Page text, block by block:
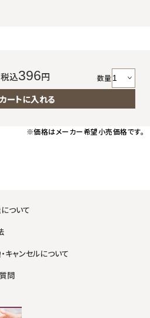
税込396円 数量
カートに入れる
※価格はメーカー希望小売価格です。
ついて
キャンセルについて
問